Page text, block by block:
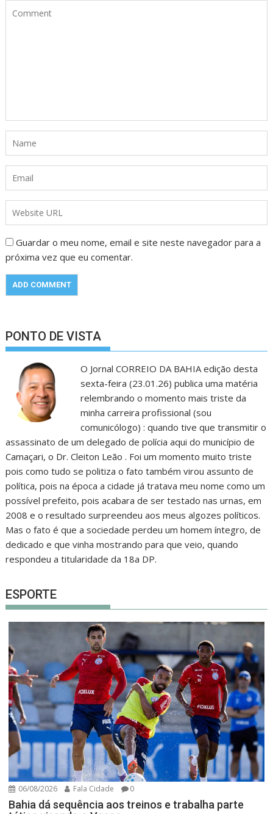
Guardar o meu nome, email e site neste navegador para a
próxima vez que eu comentar.
PONTO DE VISTA
O Jornal CORREIO DA BAHIA edição desta
sexta-feira (23.01.26) publica uma matéria
relembrando o momento mais triste da
minha carreira profissional (sou
comunicólogo) : quando tive que transmitir o
assassinato de um delegado de polícia aqui do município de
Camaçari, o Dr. Cleiton Leão . Foi um momento muito triste
pois como tudo se politiza o fato também virou assunto de
política, pois na época a cidade já tratava meu nome como um
possível prefeito, pois acabara de ser testado nas urnas, em
2008 e o resultado surpreendeu aos meus algozes políticos.
Mas o fato é que a sociedade perdeu um homem íntegro, de
dedicado e que vinha mostrando para que veio, quando
respondeu a titularidade da 18a DP.
ESPORTE
06/08/2026 Fala Cidade 0
Bahia dá sequência aos treinos e trabalha parte